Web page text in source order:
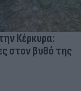
Κέρκυρα:
στον βυθό της